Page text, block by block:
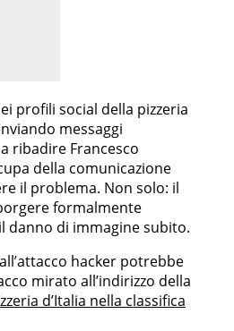
profili social della pizzeria
messaggi
ribadire Francesco
della comunicazione
il problema. Non solo: il
formalmente
danno di immagine subito.
hacker potrebbe
mirato all’indirizzo della
d’Italia nella classifica